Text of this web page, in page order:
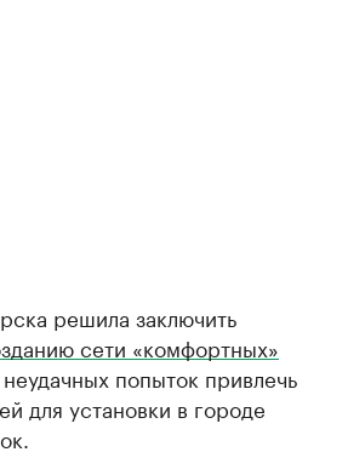
решила заключить
сети «комфортных»
попыток привлечь
для установки в городе